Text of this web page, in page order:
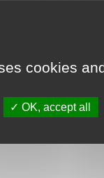
cookies
OK, accept all